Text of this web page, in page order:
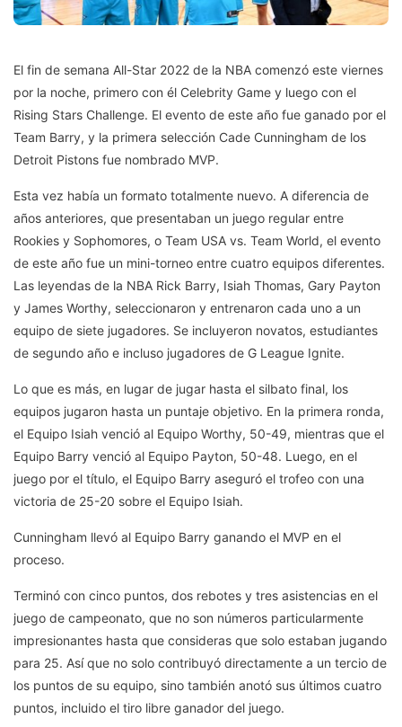
El fin de semana All-Star 2022 de la NBA comenzó este viernes
por la noche, primero con él Celebrity Game y luego con el
Rising Stars Challenge. El evento de este año fue ganado por el
Team Barry, y la primera selección Cade Cunningham de los
Detroit Pistons fue nombrado MVP.
Esta vez había un formato totalmente nuevo. A diferencia de
años anteriores, que presentaban un juego regular entre
Rookies y Sophomores, o Team USA vs. Team World, el evento
de este año fue un mini-torneo entre cuatro equipos diferentes.
Las leyendas de la NBA Rick Barry, Isiah Thomas, Gary Payton
y James Worthy, seleccionaron y entrenaron cada uno a un
equipo de siete jugadores. Se incluyeron novatos, estudiantes
de segundo año e incluso jugadores de G League Ignite.
Lo que es más, en lugar de jugar hasta el silbato final, los
equipos jugaron hasta un puntaje objetivo. En la primera ronda,
el Equipo Isiah venció al Equipo Worthy, 50-49, mientras que el
Equipo Barry venció al Equipo Payton, 50-48. Luego, en el
juego por el título, el Equipo Barry aseguró el trofeo con una
victoria de 25-20 sobre el Equipo Isiah.
Cunningham llevó al Equipo Barry ganando el MVP en el
proceso.
Terminó con cinco puntos, dos rebotes y tres asistencias en el
juego de campeonato, que no son números particularmente
impresionantes hasta que consideras que solo estaban jugando
para 25. Así que no solo contribuyó directamente a un tercio de
los puntos de su equipo, sino también anotó sus últimos cuatro
puntos, incluido el tiro libre ganador del juego.